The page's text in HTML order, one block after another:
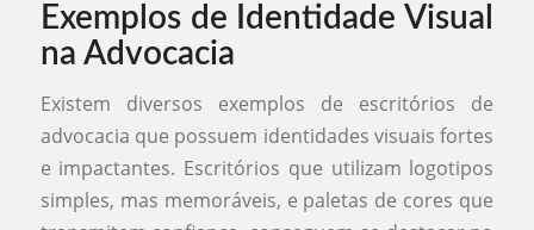
Exemplos de Identidade Visual
na Advocacia
Existem diversos exemplos de escritórios de
advocacia que possuem identidades visuais fortes
e impactantes. Escritórios que utilizam logotipos
simples, mas memoráveis, e paletas de cores que